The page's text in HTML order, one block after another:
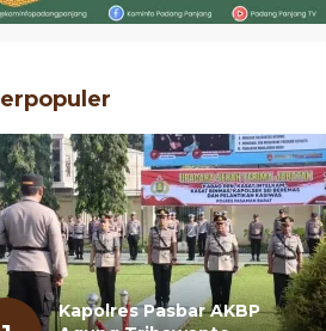
Kapolres Pasbar AKBP